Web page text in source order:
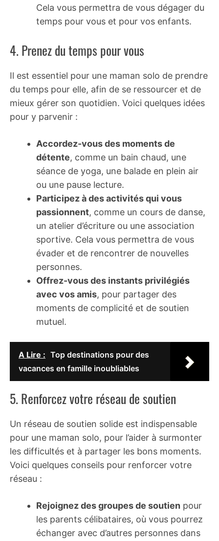
Cela vous permettra de vous dégager du
temps pour vous et pour vos enfants.
4. Prenez du temps pour vous
Il est essentiel pour une maman solo de prendre
du temps pour elle, afin de se ressourcer et de
mieux gérer son quotidien. Voici quelques idées
pour y parvenir :
Accordez-vous des moments de
détente, comme un bain chaud, une
séance de yoga, une balade en plein air
ou une pause lecture.
Participez à des activités qui vous
passionnent, comme un cours de danse,
un atelier d’écriture ou une association
sportive. Cela vous permettra de vous
évader et de rencontrer de nouvelles
personnes.
Offrez-vous des instants privilégiés
avec vos amis, pour partager des
moments de complicité et de soutien
mutuel.
A Lire : Top destinations pour des
vacances en famille inoubliables
5. Renforcez votre réseau de soutien
Un réseau de soutien solide est indispensable
pour une maman solo, pour l’aider à surmonter
les difficultés et à partager les bons moments.
Voici quelques conseils pour renforcer votre
réseau :
Rejoignez des groupes de soutien pour
les parents célibataires, où vous pourrez
échanger avec d’autres personnes dans